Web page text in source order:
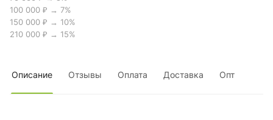
100 000 ₽ → 7%
150 000 ₽ → 10%
210 000 ₽ → 15%
Описание Отзывы Оплата Доставка Опт